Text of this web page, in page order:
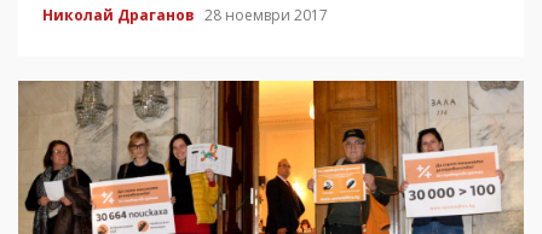
Николай Драганов 28 ноември 2017